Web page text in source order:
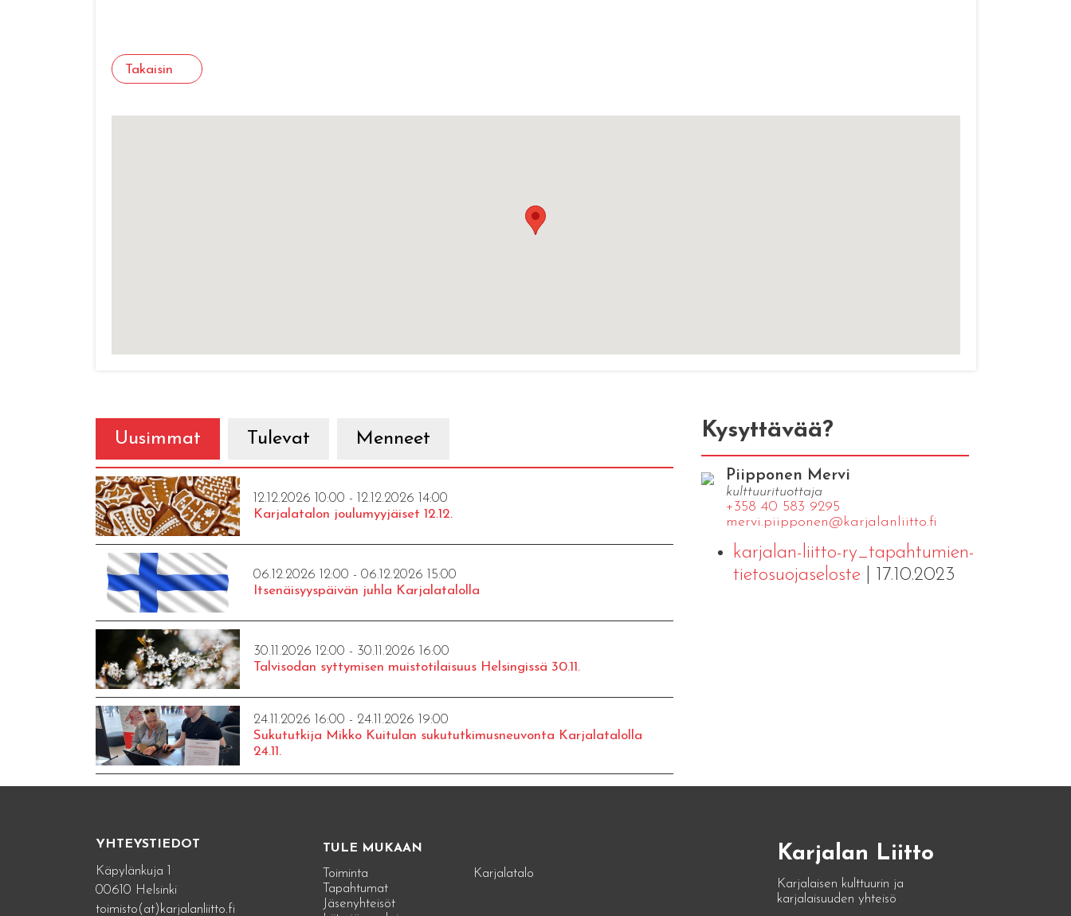
Takaisin
Uusimmat Tulevat Menneet
12.12.2026 10:00 - 12.12.2026 14:00
Karjalatalon joulumyyjäiset 12.12.
06.12.2026 12:00 - 06.12.2026 15:00
Itsenäisyyspäivän juhla Karjalatalolla
30.11.2026 12:00 - 30.11.2026 16:00
Talvisodan syttymisen muistotilaisuus Helsingissä 30.11.
24.11.2026 16:00 - 24.11.2026 19:00
Sukututkija Mikko Kuitulan sukututkimusneuvonta Karjalatalolla
24.11.
Kysyttävää?
Piipponen Mervi
kulttuurituottaja
+358 40 583 9295
mervi.​piipponen@​kar​jala​nlii​tto.​fi
karjalan-liitto-ry_tapahtumien-
tietosuojaseloste| 17.10.2023
YHTEYSTIEDOT
Käpylänkuja 1
00610 Helsinki
toimisto(at)karjalanliitto.fi
TULE MUKAAN
Toiminta
Tapahtumat
Jäsenyhteisöt
Karjalatalo
Karjalan Liitto
Karjalaisen kulttuurin ja
karjalaisuuden yhteisö